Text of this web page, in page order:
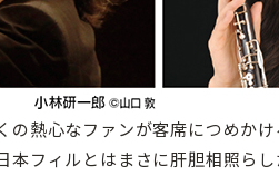
熱心なファンが客席につめか
本フィルとはまさに肝胆相照ら